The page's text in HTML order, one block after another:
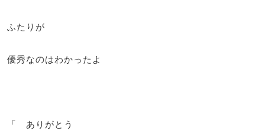
ふたりが
優秀なのはわかったよ
「 ありがとう